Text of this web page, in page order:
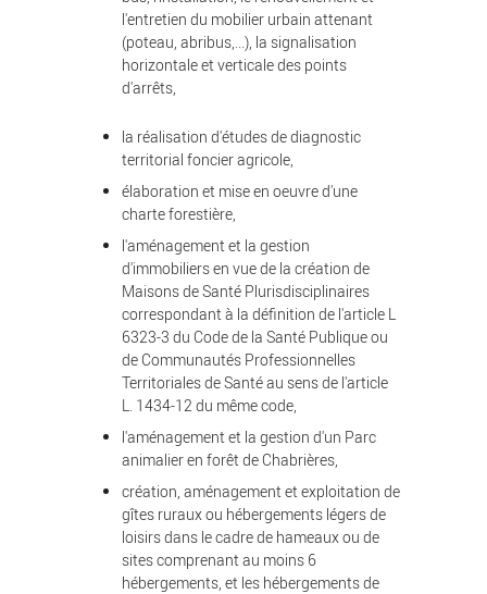
l'entretien du mobilier urbain attenant
(poteau, abribus,...), la signalisation
horizontale et verticale des points
d'arrêts,
la réalisation d'études de diagnostic
territorial foncier agricole,
élaboration et mise en oeuvre d'une
charte forestière,
l'aménagement et la gestion
d'immobiliers en vue de la création de
Maisons de Santé Plurisdisciplinaires
correspondant à la définition de l'article L
6323-3 du Code de la Santé Publique ou
de Communautés Professionnelles
Territoriales de Santé au sens de l'article
L. 1434-12 du même code,
l'aménagement et la gestion d'un Parc
animalier en forêt de Chabrières,
création, aménagement et exploitation de
gîtes ruraux ou hébergements légers de
loisirs dans le cadre de hameaux ou de
sites comprenant au moins 6
hébergements, et les hébergements de